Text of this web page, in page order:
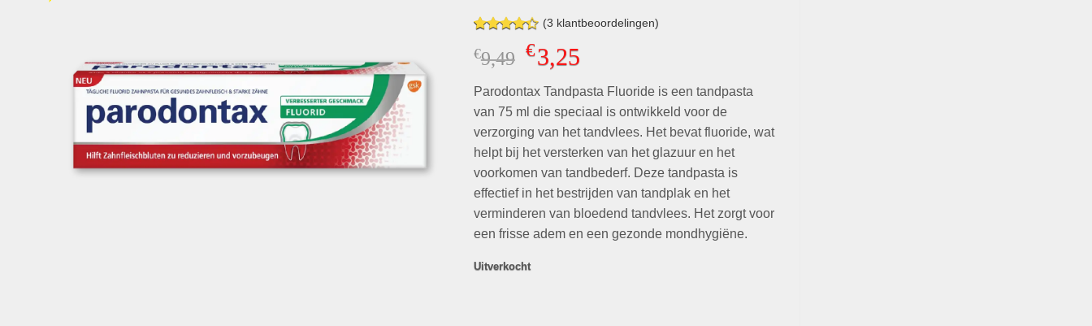
Gewaardeerd
4.33 op 5
gebaseerd
waarderingen
(3 klantbeoordelingen)
€9,49 Oorspronkelijke
prijs
was:
€9,49.
€3,25Huidige
is:
€3,25.
Parodontax Tandpasta Fluoride is een tandpasta
van 75 ml die speciaal is ontwikkeld voor de
verzorging van het tandvlees. Het bevat fluoride, wat
helpt bij het versterken van het glazuur en het
voorkomen van tandbederf. Deze tandpasta is
effectief in het bestrijden van tandplak en het
verminderen van bloedend tandvlees. Het zorgt voor
een frisse adem en een gezonde mondhygiëne.
Uitverkocht